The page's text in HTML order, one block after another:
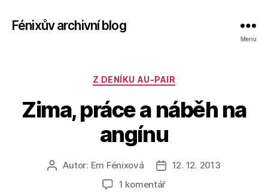
Fénixův archivní blog
Menu
Rubriky
Z DENÍKU AU-PAIR
Zima, práce a náběh na
angínu
AutorAutor: Em Fénixová
Datum
příspěvku
12. 12. 2013
1 komentářu